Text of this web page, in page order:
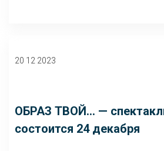
20 12 2023
ОБРАЗ ТВОЙ… —
состоится 24 декабря